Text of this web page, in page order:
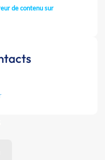
de contenu sur